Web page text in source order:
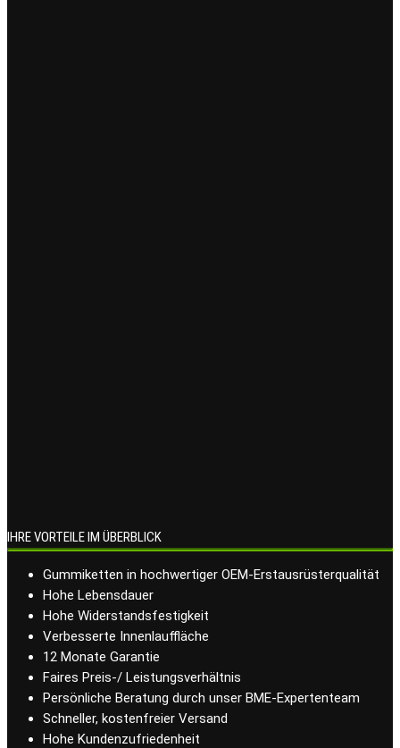
IHRE VORTEILE IM ÜBERBLICK
Gummiketten in hochwertiger OEM-Erstausrüsterqualität
Hohe Lebensdauer
Hohe Widerstandsfestigkeit
Verbesserte Innenlauffläche
12 Monate Garantie
Faires Preis-/ Leistungsverhältnis
Persönliche Beratung durch unser BME-Expertenteam
Schneller, kostenfreier Versand
Hohe Kundenzufriedenheit